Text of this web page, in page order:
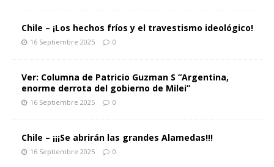
Chile – ¡Los hechos fríos y el travestismo ideológico!
16 Septiembre 2025 0
Ver: Columna de Patricio Guzman S “Argentina,
enorme derrota del gobierno de Milei”
16 Septiembre 2025 0
Chile – ¡¡¡Se abrirán las grandes Alamedas!!!
16 Septiembre 2025 0